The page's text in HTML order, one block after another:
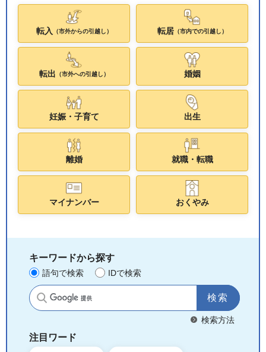
転入 （市外からの引越し） 転居（市内での引越し）
転出 （市外への引越し） 婚姻
妊娠・子育て 出生
離婚 就職・転職
マイナンバー おくやみ
キーワードから探す
語句で検索 IDで検索
サイト内検索
検索方法
注目ワード